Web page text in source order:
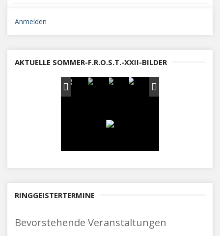
Anmelden
AKTUELLE SOMMER-F.R.O.S.T.-XXII-BILDER
RINGGEISTERTERMINE
Bevorstehende Veranstaltungen